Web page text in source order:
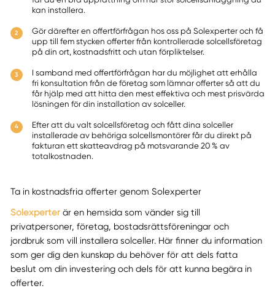
kan installera.
Gör därefter en offertförfrågan hos oss på Solexperter och få
upp till fem stycken offerter från kontrollerade solcellsföretag
på din ort, kostnadsfritt och utan förpliktelser.
I samband med offertförfrågan har du möjlighet att erhålla
fri konsultation från de företag som lämnar offerter så att du
får hjälp med att hitta den mest effektiva och mest prisvärda
lösningen för din installation av solceller.
Efter att du valt solcellsföretag och fått dina solceller
installerade av behöriga solcellsmontörer får du direkt på
fakturan ett skatteavdrag på motsvarande 20 % av
totalkostnaden.
Ta in kostnadsfria offerter genom Solexperter
Solexperterär en hemsida som vänder sig till
privatpersoner, företag, bostadsrättsföreningar och
jordbruk som vill installera solceller. Här finner du information
som ger dig den kunskap du behöver för att dels fatta
beslut om din investering och dels för att kunna begära in
offerter.